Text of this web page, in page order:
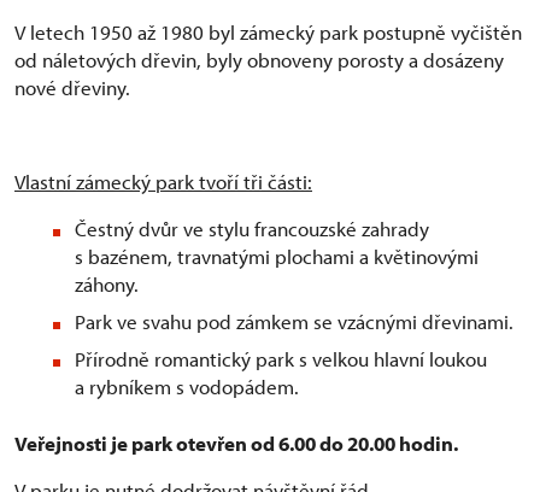
V letech 1950 až 1980 byl zámecký park postupně vyčištěn
od náletových dřevin, byly obnoveny porosty a dosázeny
nové dřeviny.
Vlastní zámecký park tvoří tři části:
Čestný dvůr ve stylu francouzské zahrady
s bazénem, travnatými plochami a květinovými
záhony.
Park ve svahu pod zámkem se vzácnými dřevinami.
Přírodně romantický park s velkou hlavní loukou
a rybníkem s vodopádem.
Veřejnosti je park otevřen od 6.00 do 20.00 hodin.